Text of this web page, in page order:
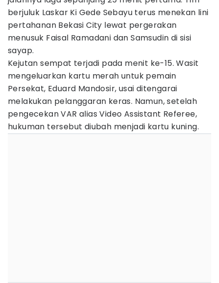
berjuluk Laskar Ki Gede Sebayu terus menekan lini
pertahanan Bekasi City lewat pergerakan
menusuk Faisal Ramadani dan Samsudin di sisi
sayap.
Kejutan sempat terjadi pada menit ke-15. Wasit
mengeluarkan kartu merah untuk pemain
Persekat, Eduard Mandosir, usai ditengarai
melakukan pelanggaran keras. Namun, setelah
pengecekan VAR alias Video Assistant Referee,
hukuman tersebut diubah menjadi kartu kuning.